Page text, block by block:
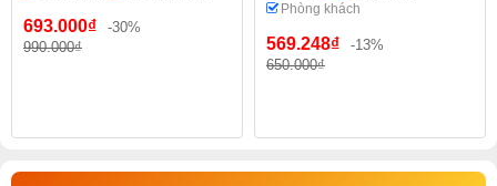
693.000₫
-30%
990.000₫
Phòng khách
569.248₫
-13%
650.000₫